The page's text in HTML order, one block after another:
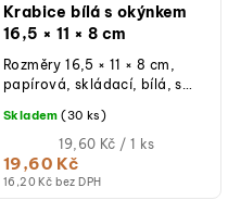
Krabice bílá s okýnkem
16,5 × 11 × 8 cm
16,20 Kč bez DPH
19,60 Kč
Měrná
cena:
19,60 Kč / 1 ks
Skladem (30 ks)
Rozměry 16,5 × 11 × 8 cm,
papírová, skládací, bílá, s
cukrářské výrobky, balení 1